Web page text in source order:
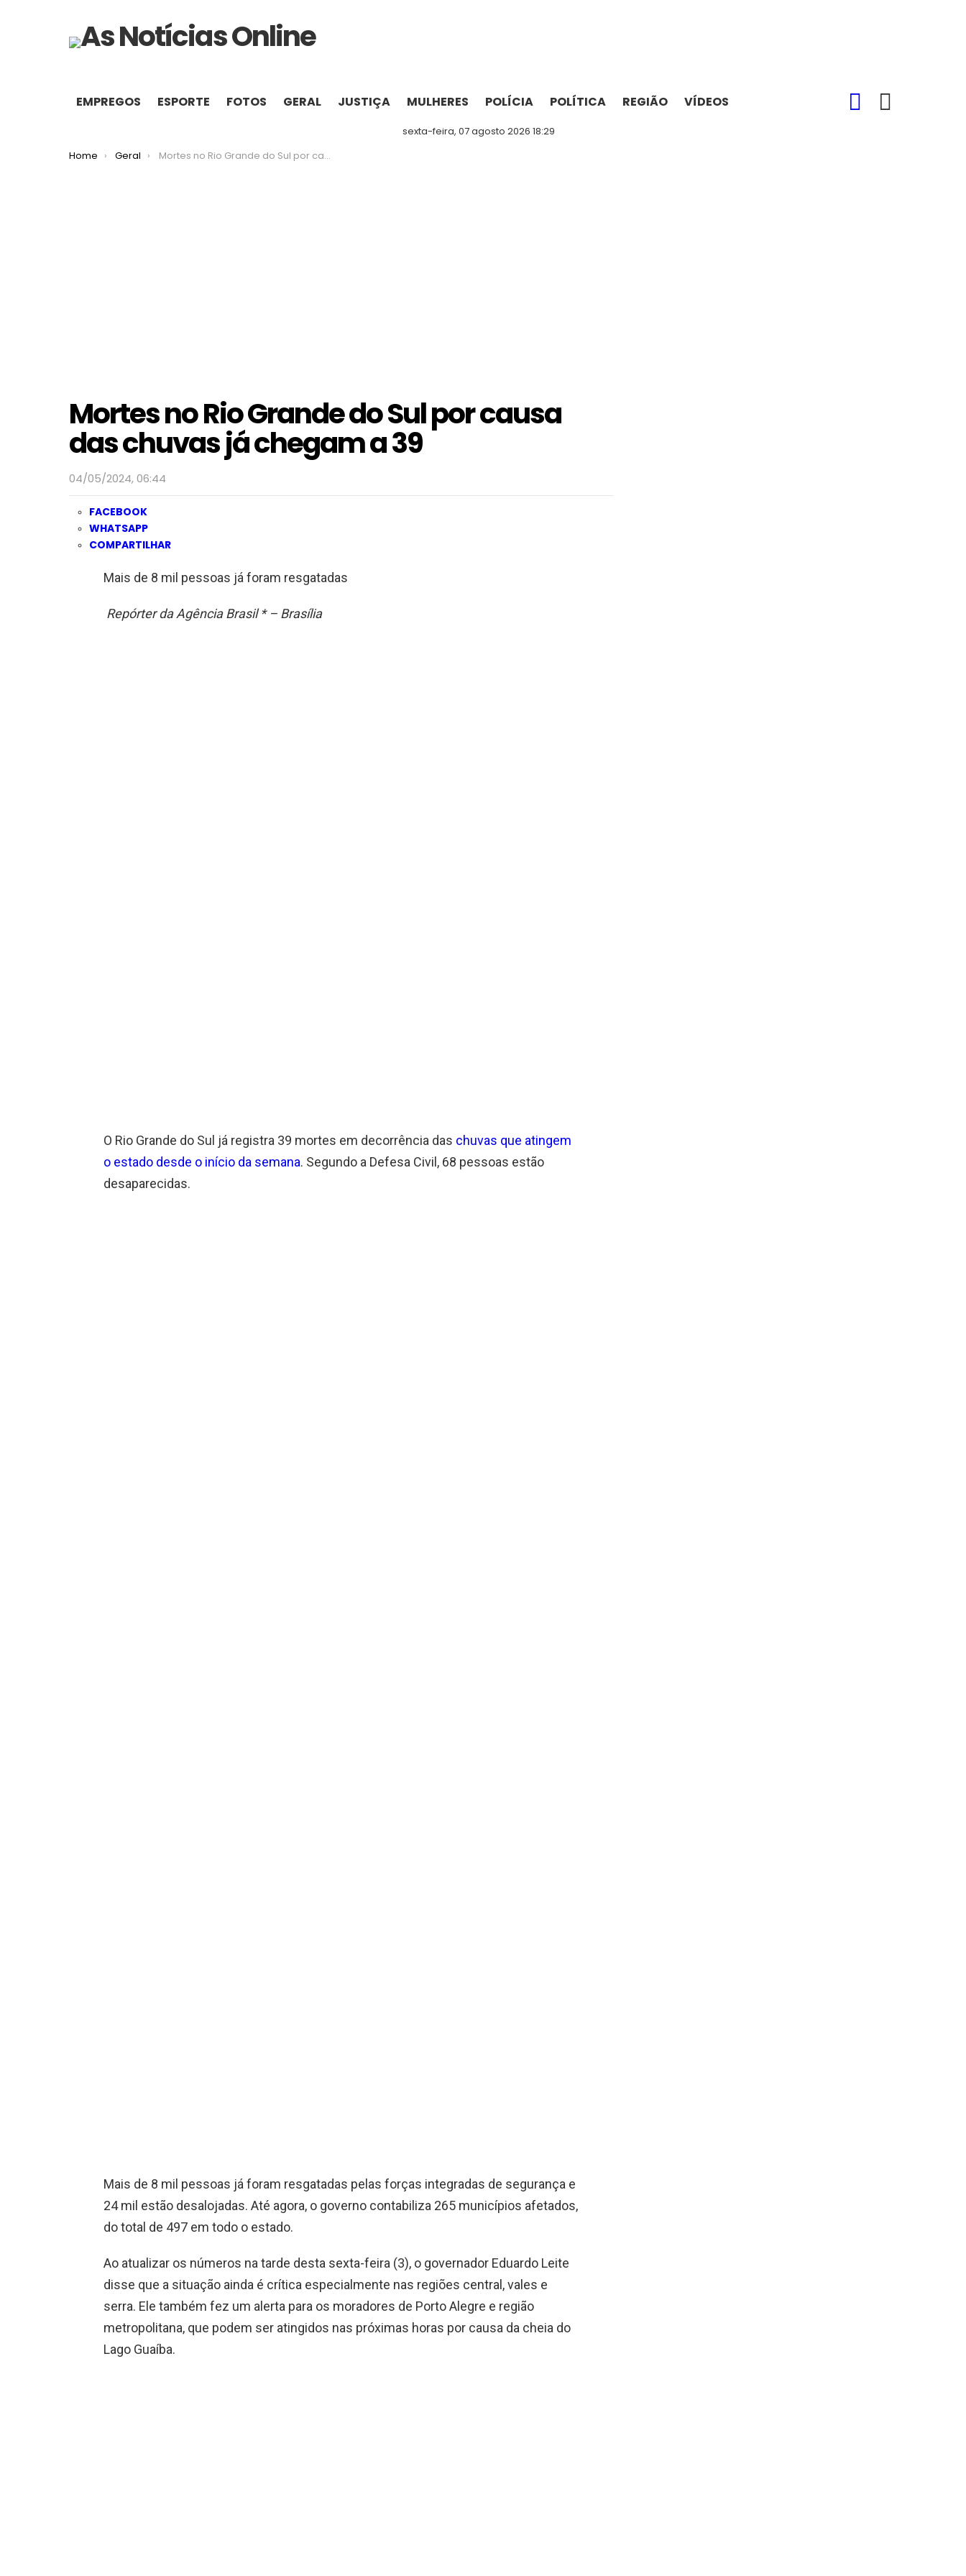
EMPREGOS ESPORTE FOTOS GERAL JUSTIÇA MULHERES POLÍCIA POLÍTICA REGIÃO VÍDEOS
SEARCH
sexta-feira, 07 agosto 2026 18:29
You are here:
Home Geral Mortes no Rio Grande do Sul por causa das chuvas já chegam a 39
Mortes no Rio Grande do Sul por causa
das chuvas já chegam a 39
04/05/2024, 06:44
FACEBOOK
WHATSAPP
COMPARTILHAR
Mais de 8 mil pessoas já foram resgatadas
Repórter da Agência Brasil * – Brasília
O Rio Grande do Sul já registra 39 mortes em decorrência das chuvas que atingem
o estado desde o início da semana. Segundo a Defesa Civil, 68 pessoas estão
desaparecidas.
Mais de 8 mil pessoas já foram resgatadas pelas forças integradas de segurança e
24 mil estão desalojadas. Até agora, o governo contabiliza 265 municípios afetados,
do total de 497 em todo o estado.
Ao atualizar os números na tarde desta sexta-feira (3), o governador Eduardo Leite
disse que a situação ainda é crítica especialmente nas regiões central, vales e
serra. Ele também fez um alerta para os moradores de Porto Alegre e região
metropolitana, que podem ser atingidos nas próximas horas por causa da cheia do
Lago Guaíba.